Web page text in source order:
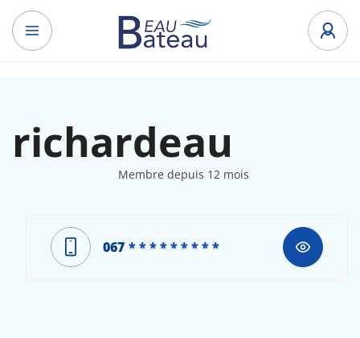
richardeau
Membre depuis 12 mois
067 * * * * * * * * *